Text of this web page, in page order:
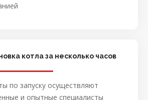
котла за несколько часов
по запуску осуществляют
и опытные специалисты